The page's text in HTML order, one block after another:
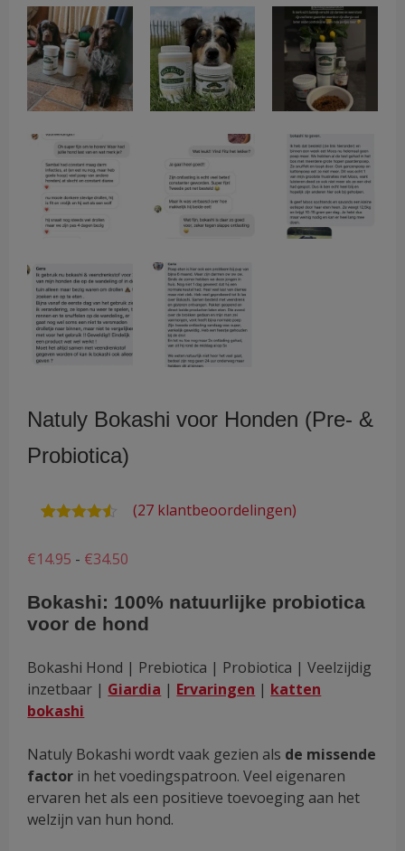
Natuly Bokashi voor Honden (Pre- &
Probiotica)
gebaseerd
(27klantbeoordelingen)
€14.95 - €34.50
tot
€34.50
Bokashi: 100% natuurlijke probiotica
voor de hond
Bokashi Hond | Prebiotica | Probiotica | Veelzijdig
inzetbaar | Giardia | Ervaringen | katten
bokashi
Natuly Bokashi wordt vaak gezien als de missende
factor in het voedingspatroon. Veel eigenaren
ervaren het als een positieve toevoeging aan het
welzijn van hun hond.